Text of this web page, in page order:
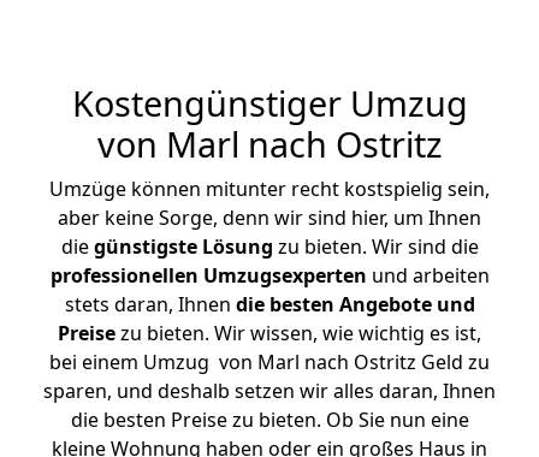
Kostengünstiger Umzug
von Marl nach Ostritz
Umzüge können mitunter recht kostspielig sein,
aber keine Sorge, denn wir sind hier, um Ihnen
diegünstigste Lösung zu bieten. Wir sind die
professionellen Umzugsexperten und arbeiten
stets daran, Ihnen die besten Angebote und
Preisezu bieten. Wir wissen, wie wichtig es ist,
bei einem Umzug von Marl nach Ostritz Geld zu
sparen, und deshalb setzen wir alles daran, Ihnen
die besten Preise zu bieten. Ob Sie nun eine
kleine Wohnung haben oder ein großes Haus in